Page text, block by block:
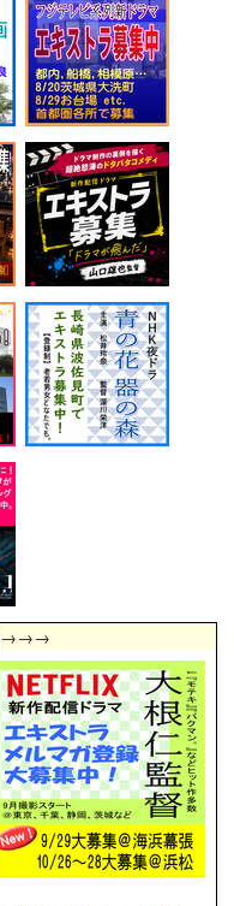
→→→